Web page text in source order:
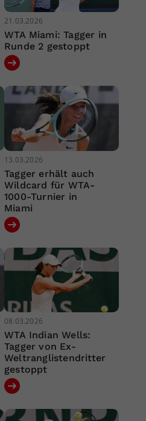
21.03.2026
WTA Miami: Tagger in
Runde 2 gestoppt
13.03.2026
Tagger erhält auch
Wildcard für WTA-
1000-Turnier in
Miami
08.03.2026
WTA Indian Wells:
Tagger von Ex-
Weltranglistendritter
gestoppt